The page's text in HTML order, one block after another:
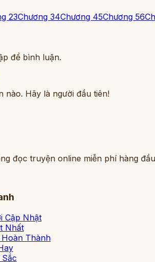
23Chương 34Chương 45Chương 56
để bình luận.
nào. Hãy là người đầu tiên!
đọc truyện online miễn phí hàng
Cập Nhật
Nhất
Thành